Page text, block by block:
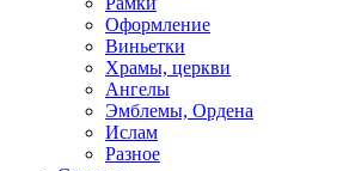
Оформление
Виньетки
Храмы, церкви
Ангелы
Эмблемы, Ордена
Ислам
Разное